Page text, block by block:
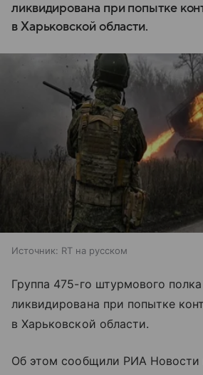
ликвидирована при попытке
в Харьковской области.
Источник: RT на русском
Группа 475-го штурмового
ликвидирована при попытке
в Харьковской области.
Об этом сообщили РИА Новости